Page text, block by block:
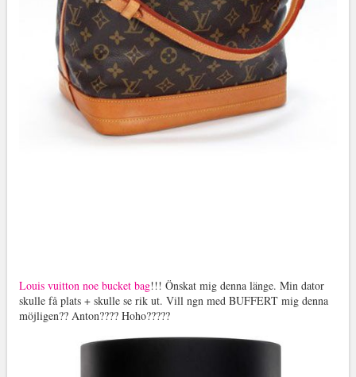
Louis vuitton noe bucket bag!!! Önskat mig denna länge. Min dator
skulle få plats + skulle se rik ut. Vill ngn med BUFFERT mig denna
möjligen?? Anton???? Hoho?????